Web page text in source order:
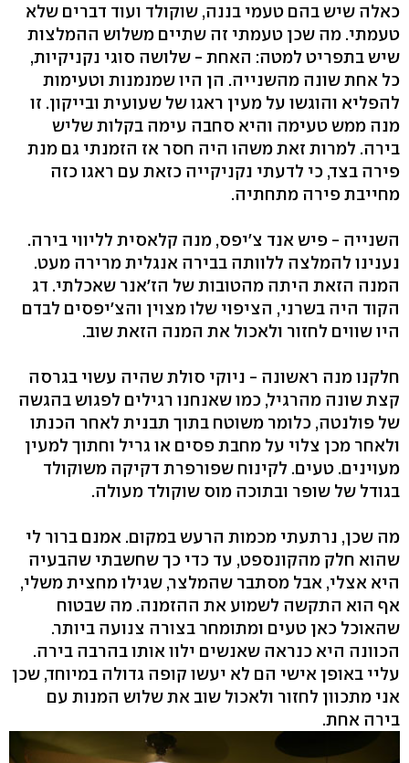
כאלה שיש בהם טעמי בננה, שוקולד ועוד דברים שלא
טעמתי. מה שכן טעמתי זה שתיים משלוש ההמלצות
שיש בתפריט למטה: האחת - שלושה סוגי נקניקיות,
כל אחת שונה מהשנייה. הן היו שמנמנות וטעימות
להפליא והוגשו על מעין ראגו של שעועית ובייקון. זו
מנה ממש טעימה והיא סחבה עימה בקלות שליש
בירה. למרות זאת משהו היה חסר אז הזמנתי גם מנת
פירה בצד, כי לדעתי נקניקייה כזאת עם ראגו כזה
מחייבת פירה מתחתיה.
השנייה - פיש אנד צ'יפס, מנה קלאסית לליווי בירה.
נענינו להמלצה ללוותה בבירה אנגלית מרירה מעט.
המנה הזאת היתה מהטובות של הז'אנר שאכלתי. דג
הקוד היה בשרני, הציפוי שלו מצוין והצ'יפסים לבדם
היו שווים לחזור ולאכול את המנה הזאת שוב.
חלקנו מנה ראשונה - ניוקי סולת שהיה עשוי בגרסה
קצת שונה מהרגיל, כמו שאנחנו רגילים לפגוש בהגשה
של פולנטה, כלומר משוטח בתוך תבנית לאחר הכנתו
ולאחר מכן צלוי על מחבת פסים או גריל וחתוך למעין
מעוינים. טעים. לקינוח שפורפרת דקיקה משוקולד
בגודל של שופר ובתוכה מוס שוקולד מעולה.
מה שכן, נרתעתי מכמות הרעש במקום. אמנם ברור לי
שהוא חלק מהקונספט, עד כדי כך שחשבתי שהבעיה
היא אצלי, אבל מסתבר שהמלצר, שגילו מחצית משלי,
אף הוא התקשה לשמוע את ההזמנה. מה שבטוח
שהאוכל כאן טעים ומתומחר בצורה צנועה ביותר.
הכוונה היא כנראה שאנשים ילוו אותו בהרבה בירה.
עליי באופן אישי הם לא יעשו קופה גדולה במיוחד, שכן
אני מתכוון לחזור ולאכול שוב את שלוש המנות עם
בירה אחת.